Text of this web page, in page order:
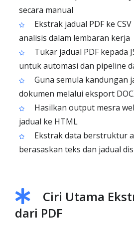
secara manual
Ekstrak jadual PDF ke
analisis dalam lembaran kerja
Tukar jadual PDF kepada
untuk automasi dan pipeline
Guna semula kandungan
dokumen melalui eksport
Hasilkan output mesra
jadual ke HTML
Ekstrak data berstruktur
berasaskan teks dan jadual
Ciri Utama
dari PDF